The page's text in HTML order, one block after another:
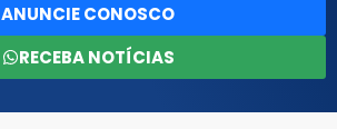
ANUNCIE CONOSCO
RECEBA NOTÍCIAS